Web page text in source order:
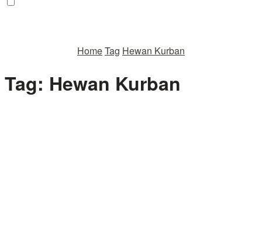
HomeTag Hewan Kurban
Tag: Hewan Kurban